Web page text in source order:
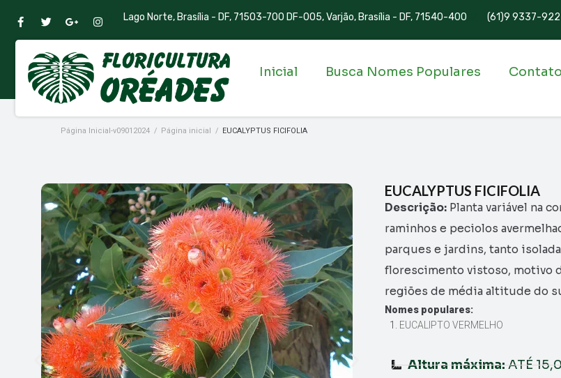
Lago Norte, Brasília - DF, 71503-700 DF-005, Varjão, Brasília - DF, 71540-400 (61)9 9337-
Inicial Busca Nomes Populares Contato
Página Inicial-v09012024 / Página inicial / EUCALYPTUS FICIFOLIA
EUCALYPTUS FICIFOLIA
Descrição: Planta variável na
raminhos e peciolos
parques e jardins, tanto
florescimento vistoso, motivo
regiões de média altitude do
Nomes populares:
EUCALIPTO VERMELHO
Altura máxima: ATÉ